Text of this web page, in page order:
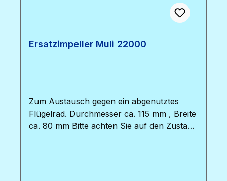
Ersatzimpeller Muli 22000
Zum Austausch gegen ein abgenutztes
Flügelrad. Durchmesser ca. 115 mm , Breite
ca. 80 mm Bitte achten Sie auf den Zustand